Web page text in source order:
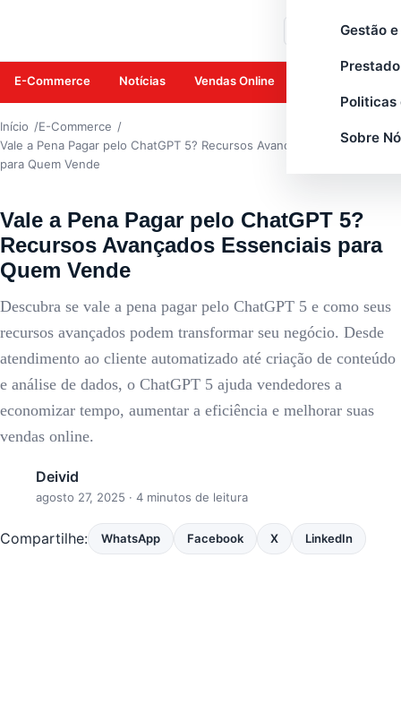
Gestão
Politicas
Sobre
E-Commerce Notícias Vendas Online
Início
E-Commerce
Vale a Pena Pagar pelo ChatGPT 5? Recursos Avançados Essenciais
para Quem Vende
Vale a Pena Pagar pelo ChatGPT 5?
Recursos Avançados Essenciais para
Quem Vende
Descubra se vale a pena pagar pelo ChatGPT 5 e como seus
recursos avançados podem transformar seu negócio. Desde
atendimento ao cliente automatizado até criação de conteúdo
e análise de dados, o ChatGPT 5 ajuda vendedores a
economizar tempo, aumentar a eficiência e melhorar suas
vendas online.
Deivid
agosto 27, 2025 · 4 minutos de leitura
Compartilhe: WhatsApp Facebook X LinkedIn